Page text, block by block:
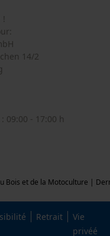
!
14/2
09:00 - 17:00 h
Bois et de la Motoculture |
Retrait
Vie
privéé